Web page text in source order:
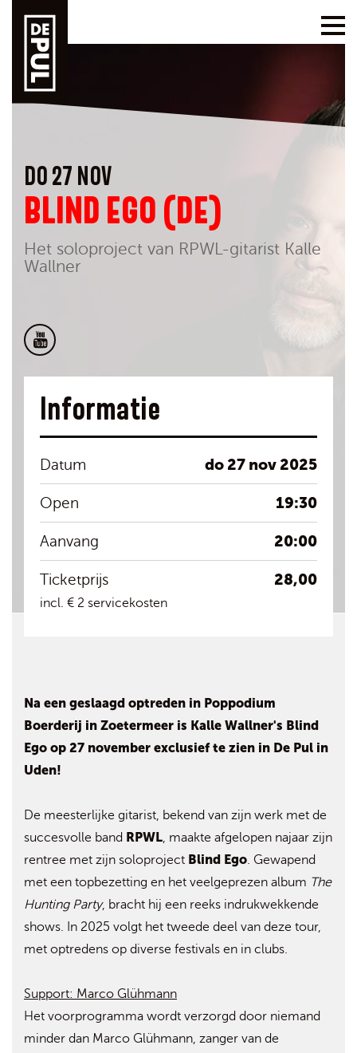
DO 27 NOV
BLIND EGO (DE)
Het soloproject van RPWL-gitarist Kalle
Wallner
Informatie
Datum do 27 nov 2025
Open 19:30
Aanvang 20:00
Ticketprijs 28,00
incl. € 2 servicekosten
Na een geslaagd optreden in Poppodium
Boerderij in Zoetermeer is Kalle Wallner's Blind
Ego op 27 november exclusief te zien in De Pul in
Uden!
De meesterlijke gitarist, bekend van zijn werk met de
succesvolle band RPWL, maakte afgelopen najaar zijn
rentree met zijn soloproject Blind Ego. Gewapend
met een topbezetting en het veelgeprezen album The
Hunting Party, bracht hij een reeks indrukwekkende
shows. In 2025 volgt het tweede deel van deze tour,
met optredens op diverse festivals en in clubs.
Support: Marco Glühmann
Het voorprogramma wordt verzorgd door niemand
minder dan Marco Glühmann, zanger van de